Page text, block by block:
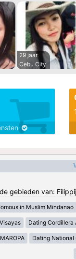
29 jaar
Cebu City
gebieden van:
in Muslim Mindanao
Dating Cordillera
Dating National